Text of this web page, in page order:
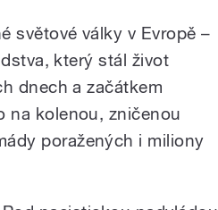
světové války v Evropě –
který stál život
dnech a začátkem
na kolenou, zničenou
poražených i miliony